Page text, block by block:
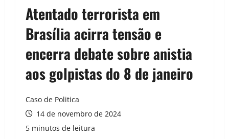
Atentado terrorista em
Brasília acirra tensão e
encerra debate sobre anistia
aos golpistas do 8 de janeiro
Caso de Politica
14 de novembro de 2024
5 minutos de leitura